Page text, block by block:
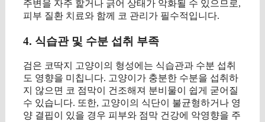
주변을 자주 핥거나 긁어 상태가 악화될 수 있으므로,
피부 질환 치료와 함께 코 관리가 필수적입니다.
4. 식습관 및 수분 섭취 부족
검은 코딱지 고양이의 형성에는 식습관과 수분 섭취
도 영향을 미칩니다. 고양이가 충분한 수분을 섭취하
지 않으면 코 점막이 건조해져 분비물이 쉽게 굳어질
수 있습니다. 또한, 고양이의 식단이 불균형하거나 영
양 결핍이 있을 경우 피부와 점막 건강에 악영향을 주